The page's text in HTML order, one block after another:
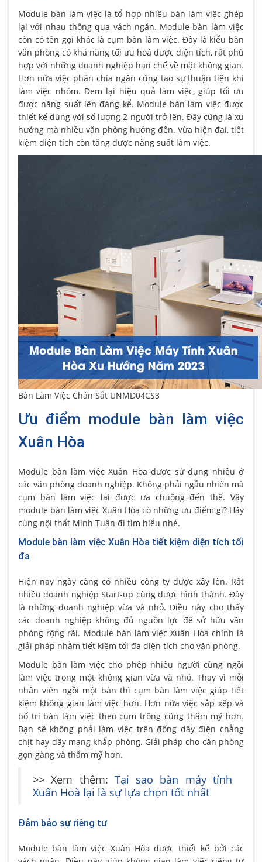
Module bàn làm việc là tổ hợp nhiều bàn làm việc ghép
lại với nhau thông qua vách ngăn. Module bàn làm việc
còn có tên gọi khác là cụm bàn làm việc. Đây là kiểu bàn
văn phòng có khả năng tối ưu hoá được diện tích, rất phù
hợp với những doanh nghiệp hạn chế về mặt không gian.
Hơn nữa việc phân chia ngăn cũng tạo sự thuận tiện khi
làm việc nhóm. Đem lại hiệu quả làm việc, giúp tối ưu
được năng suất lên đáng kể. Module bàn làm việc được
thiết kế dùng với số lượng 2 người trở lên. Đây cũng là xu
hướng mà nhiều văn phòng hướng đến. Vừa hiện đại, tiết
kiệm diện tích còn tăng được năng suất làm việc.
Bàn Làm Việc Chân Sắt UNMD04CS3
Ưu điểm module bàn làm việc
Xuân Hòa
Module bàn làm việc Xuân Hòa được sử dụng nhiều ở
các văn phòng doanh nghiệp. Không phải ngẫu nhiên mà
cụm bàn làm việc lại được ưa chuộng đến thế. Vậy
module bàn làm việc Xuân Hòa có những ưu điểm gì? Hãy
cùng nội thất Minh Tuân đi tìm hiểu nhé.
Module bàn làm việc Xuân Hòa tiết kiệm diện tích tối
đa
Hiện nay ngày càng có nhiều công ty được xây lên. Rất
nhiều doanh nghiệp Start-up cũng được hình thành. Đây
là những doanh nghiệp vừa và nhỏ. Điều này cho thấy
các doanh nghiệp không đủ nguồn lực để sở hữu văn
phòng rộng rãi. Module bàn làm việc Xuân Hòa chính là
giải pháp nhằm tiết kiệm tối đa diện tích cho văn phòng.
Module bàn làm việc cho phép nhiều người cùng ngồi
làm việc trong một không gian vừa và nhỏ. Thay vì mỗi
nhân viên ngồi một bàn thì cụm bàn làm việc giúp tiết
kiệm không gian làm việc hơn. Hơn nữa việc sắp xếp và
bố trí bàn làm việc theo cụm trông cũng thẩm mỹ hơn.
Bạn sẽ không phải làm việc trên đống dây điện chằng
chịt hay dây mạng khắp phòng. Giải pháp cho căn phòng
gọn gàng và thẩm mỹ hơn.
>> Xem thêm: Tại sao bàn máy tính
Xuân Hoà lại là sự lựa chọn tốt nhất
Đảm bảo sự riêng tư
Module bàn làm việc Xuân Hòa được thiết kế bởi các